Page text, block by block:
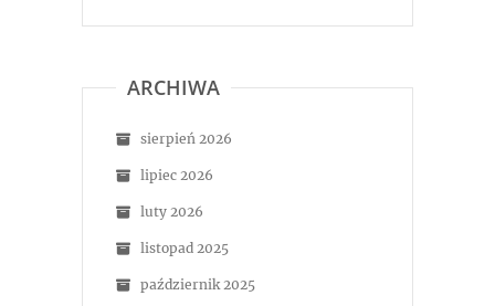
ARCHIWA
sierpień 2026
lipiec 2026
luty 2026
listopad 2025
październik 2025